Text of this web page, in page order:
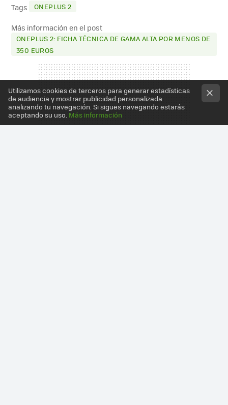
Tags ONEPLUS 2
Más información en el post
ONEPLUS 2: FICHA TÉCNICA DE GAMA ALTA POR MENOS DE
350 EUROS
Utilizamos cookies de terceros para generar estadísticas
de audiencia y mostrar publicidad personalizada
analizando tu navegación. Si sigues navegando estarás
aceptando su uso. Más información